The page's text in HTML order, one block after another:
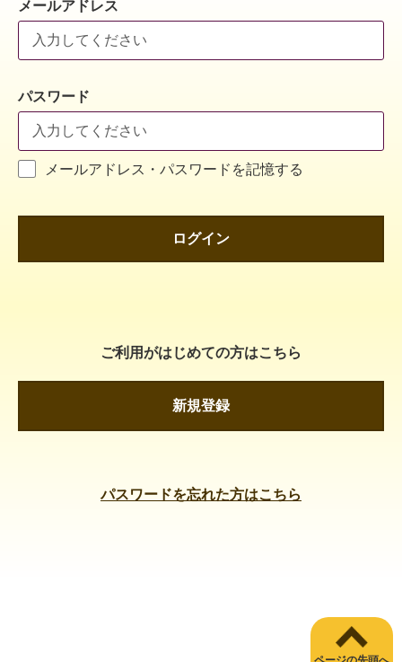
メールアドレス
パスワード
メールアドレス・パスワードを記憶する
ログイン
ご利用がはじめての方はこちら
新規登録
パスワードを忘れた方はこちら